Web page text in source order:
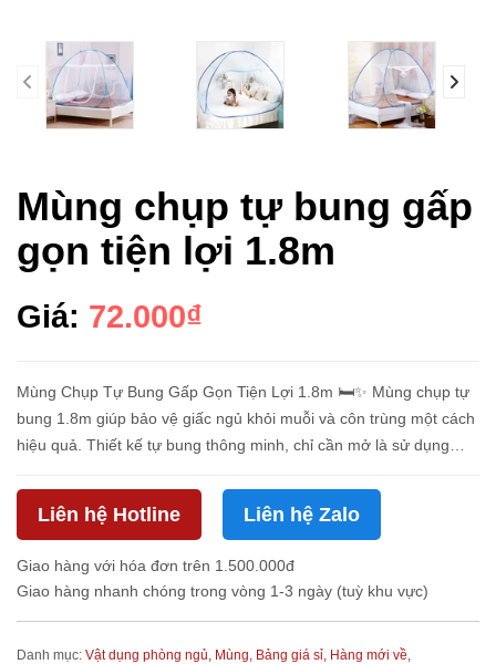
prev
Mùng chụp tự bung gấp
gọn tiện lợi 1.8m
Giá: 72.000₫
Mùng Chụp Tự Bung Gấp Gọn Tiện Lợi 1.8m 🛏️✨ Mùng chụp tự
bung 1.8m giúp bảo vệ giấc ngủ khỏi muỗi và côn trùng một cách
hiệu quả. Thiết kế tự bung thông minh, chỉ cần mở là sử dụng
...
Liên hệ Hotline Liên hệ Zalo
Giao hàng với hóa đơn trên 1.500.000đ
Giao hàng nhanh chóng trong vòng 1-3 ngày (tuỳ khu vực)
Danh mục: Vật dụng phòng ngủ, Mùng, Bảng giá sỉ, Hàng mới về,